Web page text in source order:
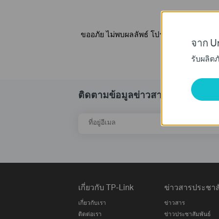
ขออภัย ไม่พบผลลัพธ์ โปรดปรับตัวกรองขอ
ติดตามข้อมูลข่าวสาร
ที่อยู่อีเมล
เกี่ยวกับ TP-Link
เกี่ยวกับเรา
ติดต่อเรา
ข่าวสารประช
ข่าวสาร
ข่าวประชาสัมพันธ์
จาก
รับผลิต